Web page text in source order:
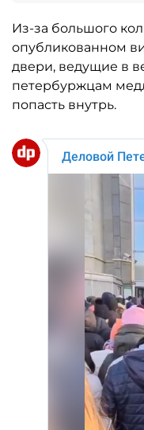
Из-за большого
опубликованном
двери, ведущие в
петербуржцам
попасть внутрь.